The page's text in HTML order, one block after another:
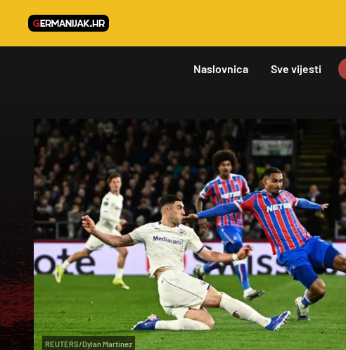
Naslovnica Sve vijesti
REUTERS/Dylan Martinez